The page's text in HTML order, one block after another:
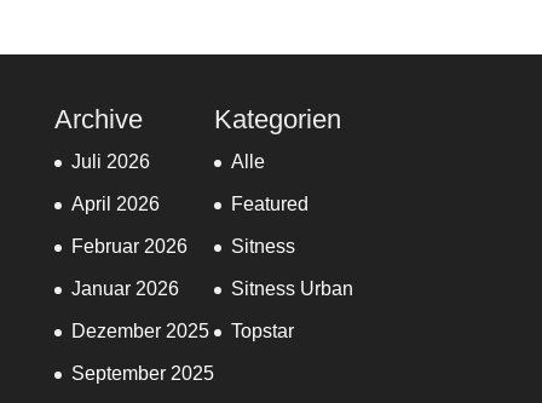
Archive
Juli 2026
April 2026
Februar 2026
Januar 2026
Dezember 2025
September 2025
Kategorien
Alle
Featured
Sitness
Sitness Urban
Topstar